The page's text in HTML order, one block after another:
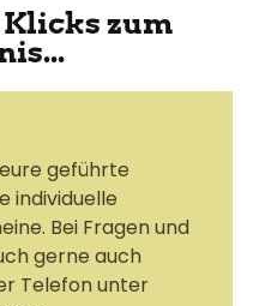
zum
geführte
individuelle
Bei Fragen und
gerne auch
Telefon unter